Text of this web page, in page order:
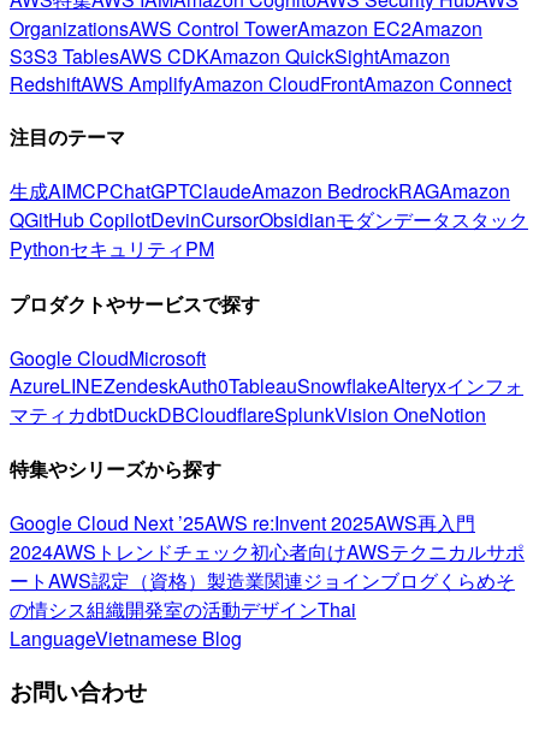
OrganizationsAWS Control TowerAmazon EC2Amazon
S3S3 TablesAWS CDKAmazon QuickSightAmazon
RedshiftAWS AmplifyAmazon CloudFrontAmazon Connect
注目のテーマ
生成AIMCPChatGPTClaudeAmazon BedrockRAGAmazon
QGitHub CopilotDevinCursorObsidianモダンデータスタック
PythonセキュリティPM
プロダクトやサービスで探す
Google CloudMicrosoft
AzureLINEZendeskAuth0TableauSnowflakeAlteryxインフォ
マティカdbtDuckDBCloudflareSplunkVision OneNotion
特集やシリーズから探す
Google Cloud Next ’25AWS re:Invent 2025AWS再入門
2024AWSトレンドチェック初心者向けAWSテクニカルサポ
ートAWS認定（資格） 製造業関連ジョインブログくらめそ
の情シス組織開発室の活動デザインThai
LanguageVietnamese Blog
お問い合わせ